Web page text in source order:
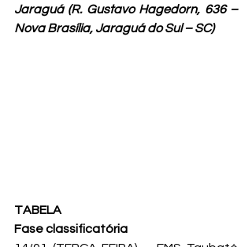
Jaraguá (R. Gustavo Hagedorn, 636 –
Nova Brasília, Jaraguá do Sul – SC)
TABELA
Fase classificatória